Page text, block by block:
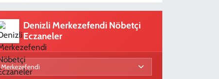
Denizli Merkezefendi Nöbetçi
Eczaneler